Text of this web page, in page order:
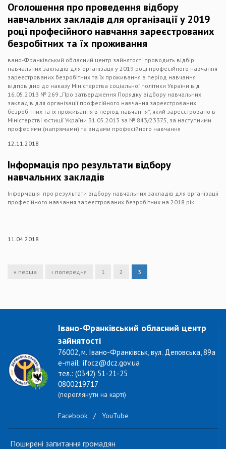
Оголошення про проведення відбору
навчальних закладів для організації у 2019
році професійного навчання зареєстрованих
безробітних та їх проживання
вано-Франківський обласний центр зайнятості проводить відбір
навчальних закладів для організації у 2019 році професійного навчання
зареєстрованих безробітних та їх проживання в період навчання
відповідно до наказу Міністерства соціальної політики України від
16.05.2013 № 269 „Про затвердження Порядку відбору навчальних
закладів для організації професійного навчання зареєстрованих
безробітних та їх проживання в період навчання”, який зареєстровано в
Міністерстві юстиції України 31.05.2013 за № 843/23375, за наступними
професіями (напрямами) та видами професійного навчання
12.11.2018
Інформація про результати відбору
навчальних закладів
Інформація про результати відбору навчальних закладів для організації
професійного навчання зареєстрованих безробітних на 2018 рік
11.04.2018
« перша ‹ попередня 1 2 3
Івано-Франківський обласний центр
зайнятості
76002, м. Івано-Франківськ, вул. Деповська, 89а
e-mail: ifocz@dcz.gov.ua
тел.: (0342) 51-21-25
0800219717
(переглянути на карті)
Facebook / YouTube
Поширені запитання громадян